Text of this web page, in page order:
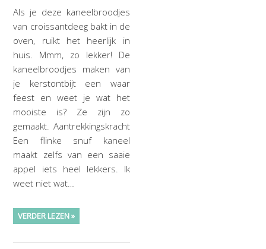
Als je deze kaneelbroodjes
van croissantdeeg bakt in de
oven, ruikt het heerlijk in
huis. Mmm, zo lekker! De
kaneelbroodjes maken van
je kerstontbijt een waar
feest en weet je wat het
mooiste is? Ze zijn zo
gemaakt. Aantrekkingskracht
Een flinke snuf kaneel
maakt zelfs van een saaie
appel iets heel lekkers. Ik
weet niet wat…
VERDER LEZEN »